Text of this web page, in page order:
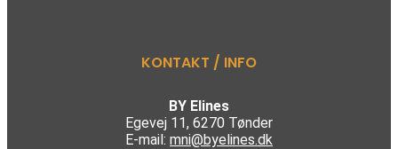
KONTAKT / INFO
BY Elines
Egevej 11, 6270 Tønder
E-mail: mni@byelines.dk